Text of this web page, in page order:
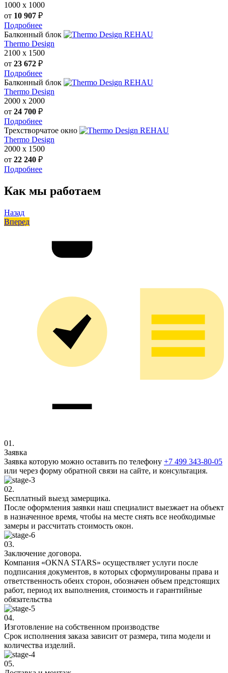
1000 х 1000
от 10 907 ₽
Подробнее
Балконный блок
REHAU
Thermo Design
2100 х 1500
от 23 672 ₽
Подробнее
Балконный блок
REHAU
Thermo Design
2000 х 2000
от 24 700 ₽
Подробнее
Трехстворчатое окно
REHAU
Thermo Design
2000 х 1500
от 22 240 ₽
Подробнее
Как мы работаем
Назад
Вперед
01.
Заявка
Заявка которую можно оставить по телефону +7 499 343-80-05
или через форму обратной связи на сайте, и консультация.
02.
Бесплатный выезд замерщика.
После оформления заявки наш специалист выезжает на объект
в назначенное время, чтобы на месте снять все необходимые
замеры и рассчитать стоимость окон.
03.
Заключение договора.
Компания «OKNA STARS» осуществляет услуги после
подписания документов, в которых сформулированы права и
ответственность обеих сторон, обозначен объем предстоящих
работ, период их выполнения, стоимость и гарантийные
обязательства
04.
Изготовление на собственном производстве
Срок исполнения заказа зависит от размера, типа модели и
количества изделий.
05.